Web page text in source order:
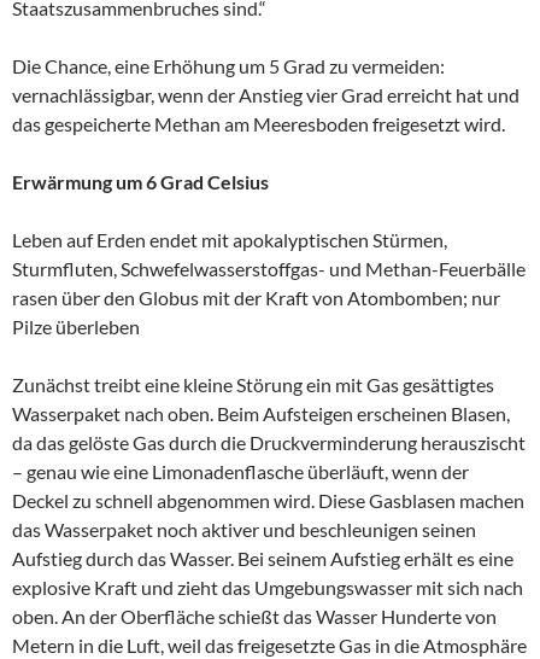
Staatszusammenbruches sind.“
Die Chance, eine Erhöhung um 5 Grad zu vermeiden:
vernachlässigbar, wenn der Anstieg vier Grad erreicht hat und
das gespeicherte Methan am Meeresboden freigesetzt wird.
Erwärmung um 6 Grad Celsius
Leben auf Erden endet mit apokalyptischen Stürmen,
Sturmfluten, Schwefelwasserstoffgas- und Methan-Feuerbälle
rasen über den Globus mit der Kraft von Atombomben; nur
Pilze überleben
Zunächst treibt eine kleine Störung ein mit Gas gesättigtes
Wasserpaket nach oben. Beim Aufsteigen erscheinen Blasen,
da das gelöste Gas durch die Druckverminderung herauszischt
– genau wie eine Limonadenflasche überläuft, wenn der
Deckel zu schnell abgenommen wird. Diese Gasblasen machen
das Wasserpaket noch aktiver und beschleunigen seinen
Aufstieg durch das Wasser. Bei seinem Aufstieg erhält es eine
explosive Kraft und zieht das Umgebungswasser mit sich nach
oben. An der Oberfläche schießt das Wasser Hunderte von
Metern in die Luft, weil das freigesetzte Gas in die Atmosphäre